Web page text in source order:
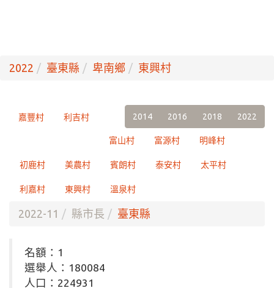
2022 臺東縣 卑南鄉 東興村
2014 2016 2018 2022
嘉豐村 利吉村
富山村 富源村 明峰村
初鹿村 美農村 賓朗村 泰安村 太平村
利嘉村 東興村 溫泉村
2022-11 縣市長 臺東縣
名額：1
選舉人：180084
人口：224931